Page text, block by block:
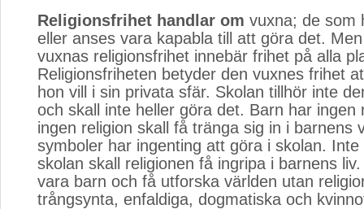
Religionsfrihet handlar om vuxna; de som
eller anses vara kapabla till att göra det.
vuxnas religionsfrihet innebär frihet på alla
Religionsfriheten betyder den vuxnes frihet
hon vill i sin privata sfär. Skolan tillhör inte
och skall inte heller göra det. Barn har ingen
ingen religion skall få tränga sig in i barnens
symboler har ingenting att göra i skolan.
skolan skall religionen få ingripa i barnens
vara barn och få utforska världen utan
trångsynta, enfaldiga, dogmatiska och